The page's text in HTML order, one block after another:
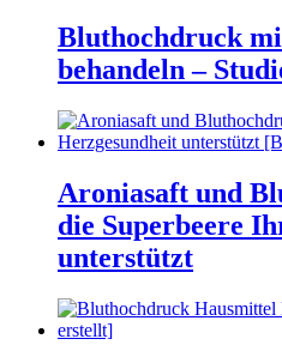
Bluthochdruck
behandeln –
Aroniasaft und
die Superbeere
unterstützt